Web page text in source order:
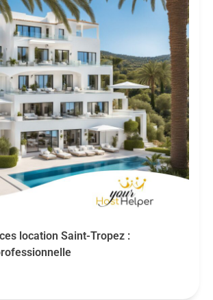
location Saint-Tropez :